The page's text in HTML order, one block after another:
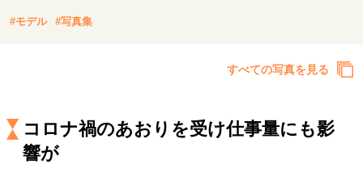
夢を掴む選択
リーダーの流儀 変革の原動力
次世代へのバトン
トップが描く未来
#モデル #写真集
すべての写真を見る
コロナ禍のあおりを受け仕事量にも影
響が